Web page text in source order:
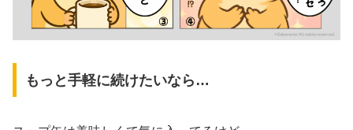
もっと手軽に続けたいなら…